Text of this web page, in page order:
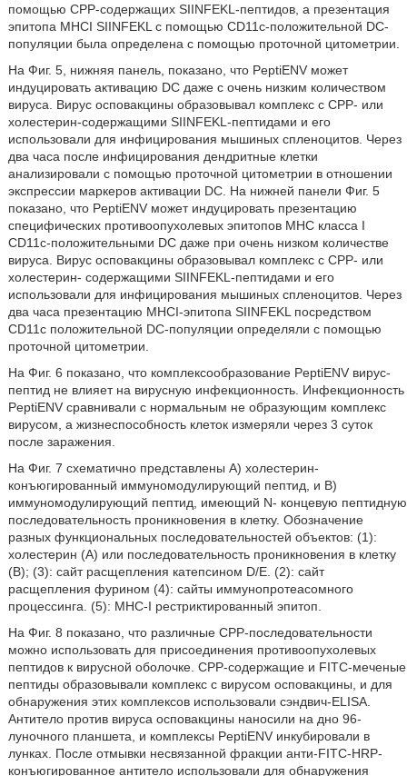
помощью CPP-содержащих SIINFEKL-пептидов, а презентация
эпитопа MHCI SIINFEKL с помощью CD11c-положительной DC-
популяции была определена с помощью проточной цитометрии.
На Фиг. 5, нижняя панель, показано, что PeptiENV может
индуцировать активацию DC даже с очень низким количеством
вируса. Вирус осповакцины образовывал комплекс с CPP- или
холестерин-содержащими SIINFEKL-пептидами и его
использовали для инфицирования мышиных спленоцитов. Через
два часа после инфицирования дендритные клетки
анализировали с помощью проточной цитометрии в отношении
экспрессии маркеров активации DC. На нижней панели Фиг. 5
показано, что PeptiENV может индуцировать презентацию
специфических противоопухолевых эпитопов MHC класса I
CD11c-положительными DC даже при очень низком количестве
вируса. Вирус осповакцины образовывал комплекс с CPP- или
холестерин- содержащими SIINFEKL-пептидами и его
использовали для инфицирования мышиных спленоцитов. Через
два часа презентацию MHCI-эпитопа SIINFEKL посредством
CD11c положительной DC-популяции определяли с помощью
проточной цитометрии.
На Фиг. 6 показано, что комплексообразование PeptiENV вирус-
пептид не влияет на вирусную инфекционность. Инфекционность
PeptiENV сравнивали с нормальным не образующим комплекс
вирусом, а жизнеспособность клеток измеряли через 3 суток
после заражения.
На Фиг. 7 схематично представлены A) холестерин-
конъюгированный иммуномодулирующий пептид, и B)
иммуномодулирующий пептид, имеющий N- концевую пептидную
последовательность проникновения в клетку. Обозначение
разных функциональных последовательностей объектов: (1):
холестерин (A) или последовательность проникновения в клетку
(B); (3): сайт расщепления катепсином D/E. (2): сайт
расщепления фурином (4): сайты иммунопротеасомного
процессинга. (5): MHC-I рестриктированный эпитоп.
На Фиг. 8 показано, что различные CPP-последовательности
можно использовать для присоединения противоопухолевых
пептидов к вирусной оболочке. CPP-содержащие и FITC-меченые
пептиды образовывали комплекс с вирусом осповакцины, и для
обнаружения этих комплексов использовали сэндвич-ELISA.
Антитело против вируса осповакцины наносили на дно 96-
луночного планшета, и комплексы PeptiENV инкубировали в
лунках. После отмывки несвязанной фракции анти-FITC-HRP-
конъюгированное антитело использовали для обнаружения